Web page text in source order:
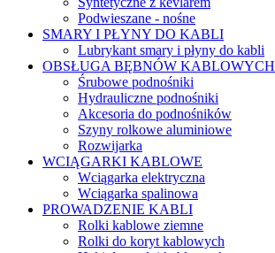
Podwieszane - nośne
SMARY I PŁYNY DO KABLI
Lubrykant smary i płyny do kabli
OBSŁUGA BĘBNÓW KABLOWYCH
Śrubowe podnośniki
Hydrauliczne podnośniki
Akcesoria do podnośników
Szyny rolkowe aluminiowe
Rozwijarka
WCIĄGARKI KABLOWE
Wciągarka elektryczna
Wciągarka spalinowa
PROWADZENIE KABLI
Rolki kablowe ziemne
Rolki do koryt kablowych